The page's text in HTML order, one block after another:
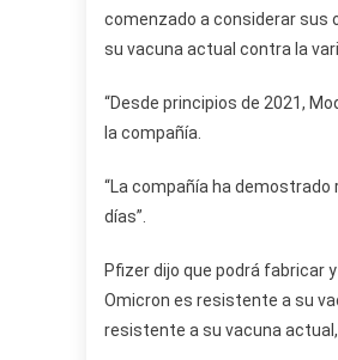
comenzado a considerar sus
su vacuna actual contra la
“Desde principios de 2021,
la compañía.
“La compañía ha
días”.
Pfizer dijo que podrá fabricar
Omicron es resistente a su
resistente a su vacuna